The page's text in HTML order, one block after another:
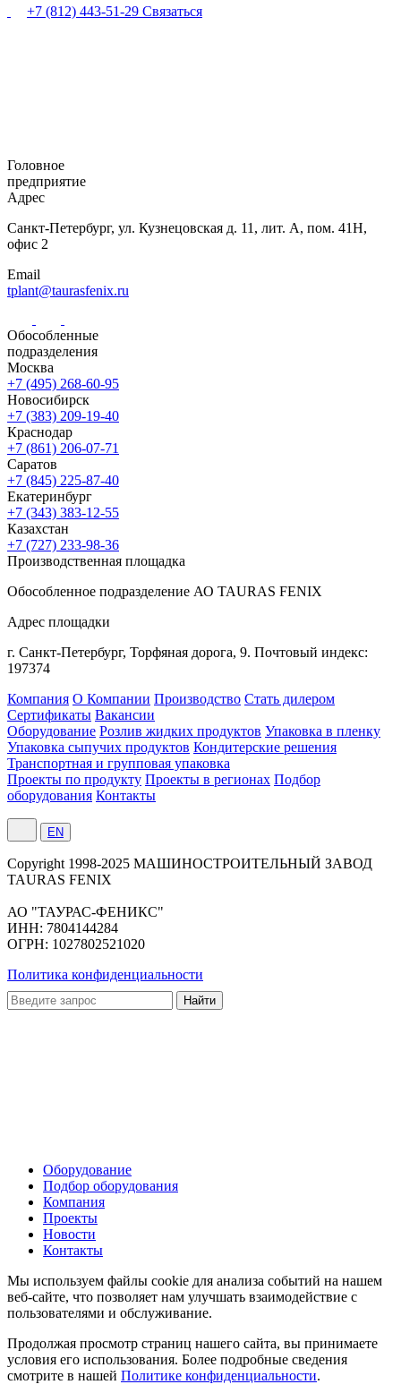
+7 (812) 443-51-29 Связаться
Головное
предприятие
Адрес
Санкт-Петербург, ул. Кузнецовская д. 11, лит. А, пом. 41Н,
офис 2
Email
tplant@taurasfenix.ru
Обособленные
подразделения
Москва
+7 (495) 268-60-95
Новосибирск
+7 (383) 209-19-40
Краснодар
+7 (861) 206-07-71
Саратов
+7 (845) 225-87-40
Екатеринбург
+7 (343) 383-12-55
Казахстан
+7 (727) 233-98-36
Производственная площадка
Обособленное подразделение АО TAURAS FENIX
Адрес площадки
г. Санкт-Петербург, Торфяная дорога, 9. Почтовый индекс:
197374
Компания О Компании Производство Стать дилером
Сертификаты Вакансии
Оборудование Розлив жидких продуктов Упаковка в пленку
Упаковка сыпучих продуктов Кондитерские решения
Транспортная и групповая упаковка
Проекты по продукту Проекты в регионах Подбор
оборудования Контакты
EN
Сopyright 1998-2025 МАШИНОСТРОИТЕЛЬНЫЙ ЗАВОД
TAURAS FENIX
АО "ТАУРАС-ФЕНИКС"
ИНН: 7804144284
ОГРН: 1027802521020
Политика конфиденциальности
Оборудование
Подбор оборудования
Компания
Проекты
Новости
Контакты
Мы используем файлы cookie для анализа событий на нашем
веб-сайте, что позволяет нам улучшать взаимодействие с
пользователями и обслуживание.
Продолжая просмотр страниц нашего сайта, вы принимаете
условия его использования. Более подробные сведения
смотрите в нашей Политике конфиденциальности.